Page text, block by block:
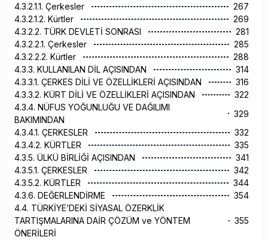
4.3.2.1.1. Çerkesler
267
4.3.2.1.2. Kürtler
269
4.3.2.2. TÜRK DEVLETİ SONRASI
281
4.3.2.2.1. Çerkesler
285
4.3.2.2.2. Kürtler
288
4.3.3. KULLANILAN DİL AÇISINDAN
314
4.3.3.1. ÇERKES DİLİ VE ÖZELLİKLERİ AÇISINDAN
316
4.3.3.2. KÜRT DİLİ VE ÖZELLİKLERİ AÇISINDAN
322
4.3.4. NÜFUS YOĞUNLUĞU VE DAĞILIMI
BAKIMINDAN
329
4.3.4.1. ÇERKESLER
332
4.3.4.2. KÜRTLER
335
4.3.5. ÜLKÜ BİRLİĞİ AÇISINDAN
341
4.3.5.1. ÇERKESLER
342
4.3.5.2. KÜRTLER
344
4.3.6. DEĞERLENDİRME
354
4.4. TÜRKİYE’DEKİ SİYASAL ÖZERKLİK
TARTIŞMALARINA DAİR ÇÖZÜM ve YÖNTEM
ÖNERİLERİ
355